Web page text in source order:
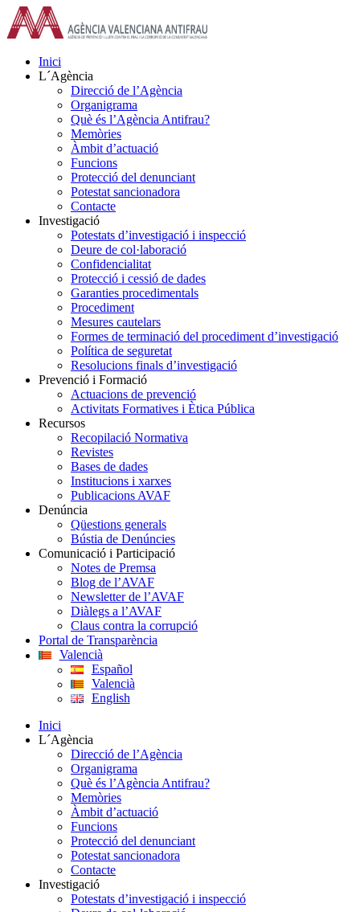
Skip
to
content
Inici
L´Agència
Direcció de l’Agència
Organigrama
Què és l’Agència Antifrau?
Memòries
Àmbit d’actuació
Funcions
Protecció del denunciant
Potestat sancionadora
Contacte
Investigació
Potestats d’investigació i inspecció
Deure de col·laboració
Confidencialitat
Protecció i cessió de dades
Garanties procedimentals
Procediment
Mesures cautelars
Formes de terminació del procediment d’investigació
Política de seguretat
Resolucions finals d’investigació
Prevenció i Formació
Actuacions de prevenció
Activitats Formatives i Ètica Pública
Recursos
Recopilació Normativa
Revistes
Bases de dades
Institucions i xarxes
Publicacions AVAF
Denúncia
Qüestions generals
Bústia de Denúncies
Comunicació i Participació
Notes de Premsa
Blog de l’AVAF
Newsletter de l’AVAF
Diàlegs a l’AVAF
Claus contra la corrupció
Portal de Transparència
Valencià
Español
Valencià
English
Inici
L´Agència
Direcció de l’Agència
Organigrama
Què és l’Agència Antifrau?
Memòries
Àmbit d’actuació
Funcions
Protecció del denunciant
Potestat sancionadora
Contacte
Investigació
Potestats d’investigació i inspecció